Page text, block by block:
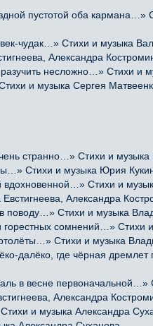
пустотой оба кармана…»
чудак…» Стихи и музыка
Александра
несложно…» Стихи и
и музыка Сергея
странно…» Стихи и музыка
Стихи и музыка Юрия
Стихи и
Александра
Стихи и музыка
сомнений…» Стихи и
Стихи и музыка
где чёрная дремлет
в весне первоначальной…»
Александра
и музыка Александра